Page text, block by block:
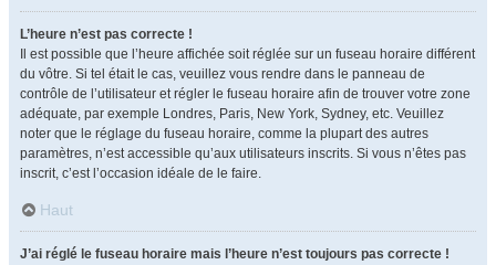
L’heure n’est pas correcte !
Il est possible que l’heure affichée soit réglée sur un fuseau horaire différent
du vôtre. Si tel était le cas, veuillez vous rendre dans le panneau de
contrôle de l’utilisateur et régler le fuseau horaire afin de trouver votre zone
adéquate, par exemple Londres, Paris, New York, Sydney, etc. Veuillez
noter que le réglage du fuseau horaire, comme la plupart des autres
paramètres, n’est accessible qu’aux utilisateurs inscrits. Si vous n’êtes pas
inscrit, c’est l’occasion idéale de le faire.
Haut
J’ai réglé le fuseau horaire mais l’heure n’est toujours pas correcte !